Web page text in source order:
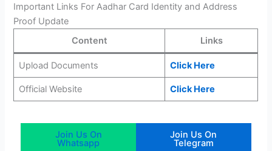
Important Links For Aadhar Card Identity and Address
Proof Update
Content
Links
Upload Documents Click Here
Official Website Click Here
Join Us On
Whatsapp
Join Us On
Telegram